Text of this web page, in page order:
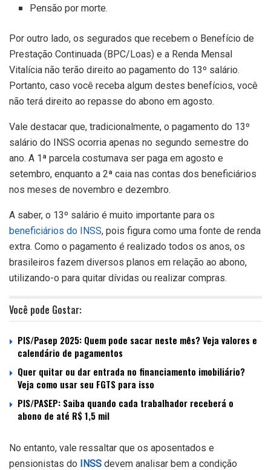
Pensão por morte.
Por outro lado, os segurados que recebem o Benefício de
Prestação Continuada (BPC/Loas) e a Renda Mensal
Vitalícia não terão direito ao pagamento do 13º salário.
Portanto, caso você receba algum destes benefícios, você
não terá direito ao repasse do abono em agosto.
Vale destacar que, tradicionalmente, o pagamento do 13º
salário do INSS ocorria apenas no segundo semestre do
ano. A 1ª parcela costumava ser paga em agosto e
setembro, enquanto a 2ª caia nas contas dos beneficiários
nos meses de novembro e dezembro.
A saber, o 13º salário é muito importante para os
beneficiários do INSS, pois figura como uma fonte de renda
extra. Como o pagamento é realizado todos os anos, os
brasileiros fazem diversos planos em relação ao abono,
utilizando-o para quitar dívidas ou realizar compras.
Você pode Gostar:
PIS/Pasep 2025: Quem pode sacar neste mês? Veja valores e
calendário de pagamentos
Quer quitar ou dar entrada no financiamento imobiliário?
Veja como usar seu FGTS para isso
PIS/PASEP: Saiba quando cada trabalhador receberá o
abono de até R$ 1,5 mil
No entanto, vale ressaltar que os aposentados e
pensionistas do INSS devem analisar bem a condição